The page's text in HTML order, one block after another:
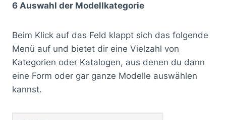
6 Auswahl der Modellkategorie
Beim Klick auf das Feld klappt sich das folgende
Menü auf und bietet dir eine Vielzahl von
Kategorien oder Katalogen, aus denen du dann
eine Form oder gar ganze Modelle auswählen
kannst.